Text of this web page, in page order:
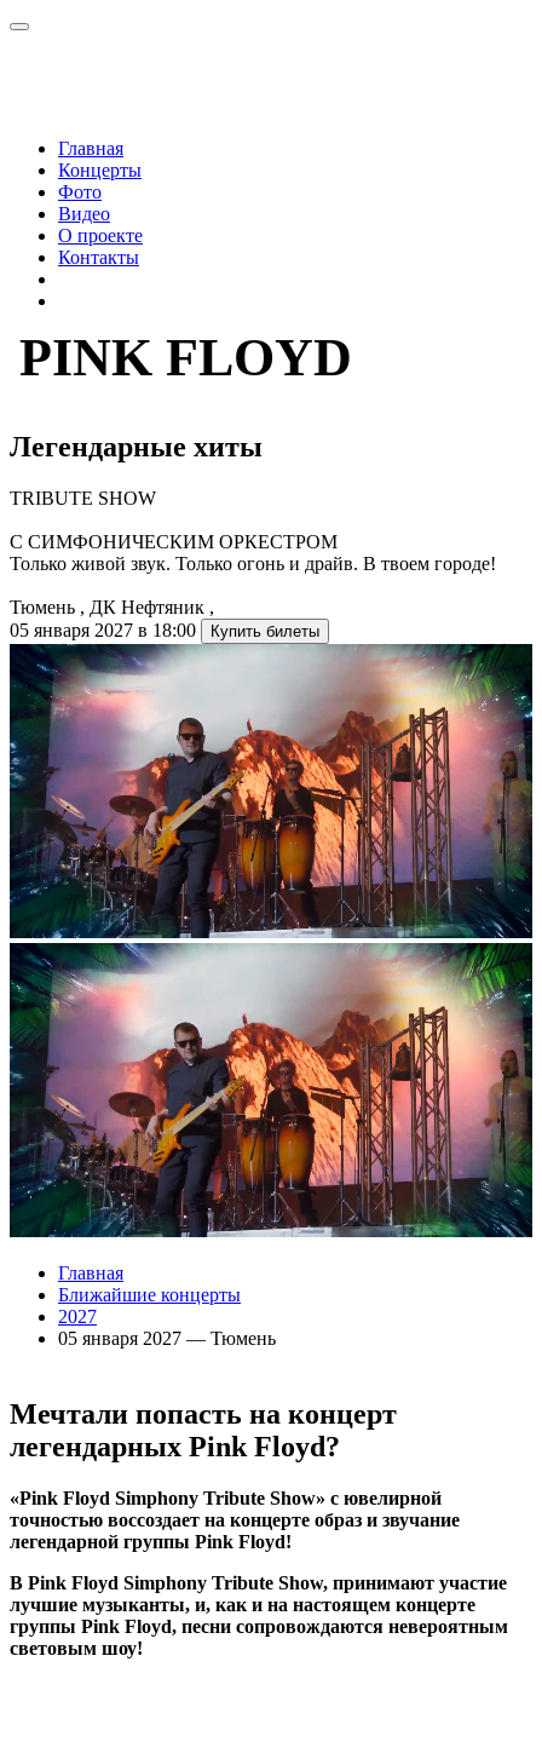
Главная
Концерты
Фото
Видео
О проекте
Контакты
PINK FLOYD
Легендарные хиты
TRIBUTE SHOW
С СИМФОНИЧЕСКИМ ОРКЕСТРОМ
Только живой звук. Только огонь и драйв. В твоем городе!
Тюмень , ДК Нефтяник ,
05 января 2027 в 18:00
Купить билеты
Главная
Ближайшие концерты
2027
05 января 2027 — Тюмень
Мечтали попасть на концерт
легендарных Pink Floyd?
«Pink Floyd Simphony Tribute Show» с ювелирной
точностью воссоздает на концерте образ и звучание
легендарной группы Pink Floyd!
В Pink Floyd Simphony Tribute Show, принимают участие
лучшие музыканты, и, как и на настоящем концерте
группы Pink Floyd, песни сопровождаются невероятным
световым шоу!